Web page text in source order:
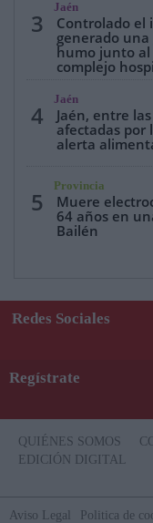
3
Jaén
Controlado el
generado
humo junto
complejo
4
Jaén
Jaén, entre
afectadas por
alerta
5
Provincia
Muere
64 años en
Bailén
Redes Sociales
Regístrate
QUIÉNES SOMOS
EDICIÓN DIGITAL
Aviso Legal Politica de